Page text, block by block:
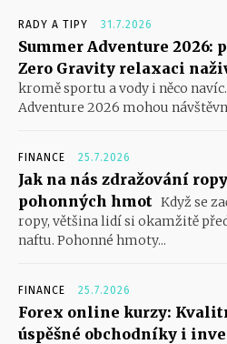
RADY A TIPY 31.7.2026
Summer Adventure 2026:
Zero Gravity relaxaci
kromě sportu a vody i něco
Adventure 2026 mohou
FINANCE 25.7.2026
Jak na nás zdražování
pohonných hmot Když se
ropy, většina lidí si okamžitě
naftu. Pohonné hmoty...
FINANCE 25.7.2026
Forex online kurzy:
úspěšné obchodníky i